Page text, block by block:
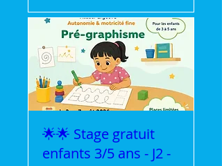
🌟🌟 Stage gratuit
enfants 3/5 ans - J2 -